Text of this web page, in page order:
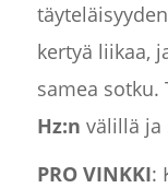
kertyä liikaa,
samea sotku.
Hz:n välillä ja
PRO VINKKI: